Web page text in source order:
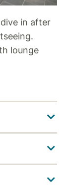
in after
lounge